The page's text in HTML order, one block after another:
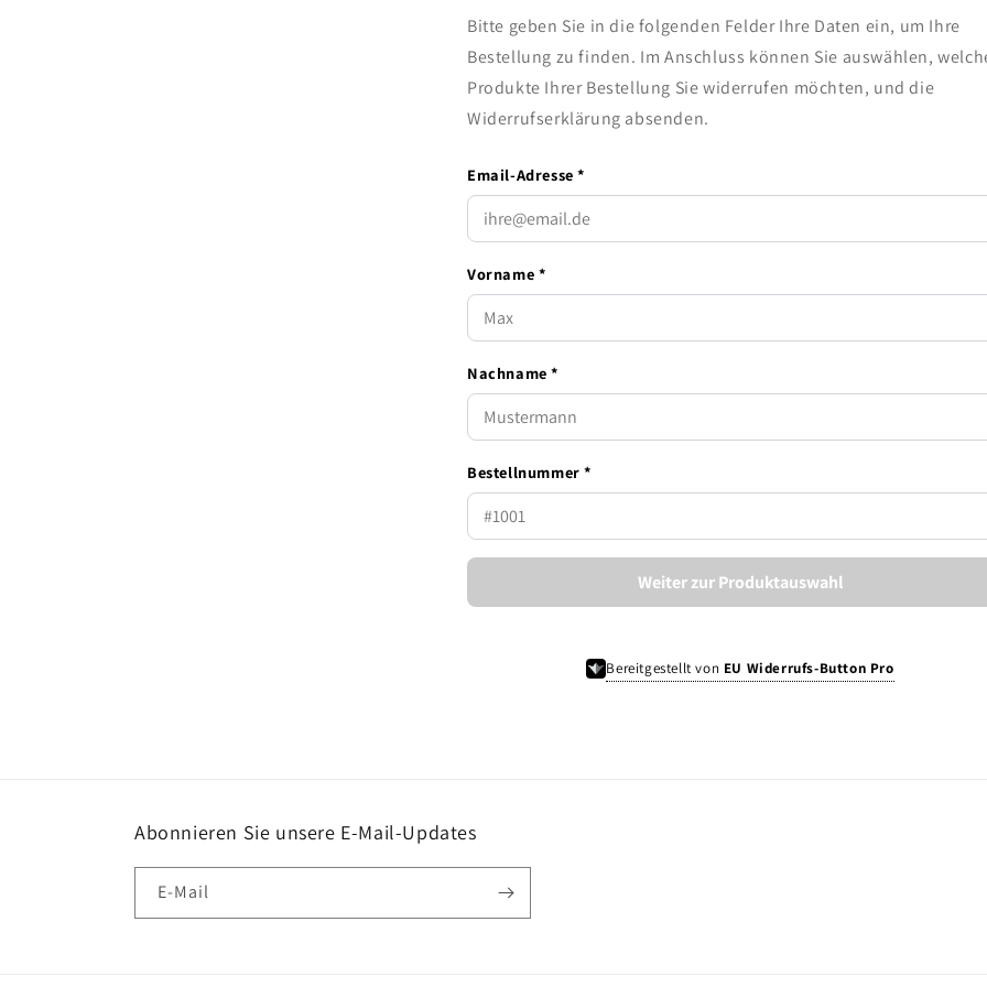
Bitte geben Sie in die folgenden Felder Ihre Daten ein, um Ihre
Bestellung zu finden. Im Anschluss können Sie auswählen,
Produkte Ihrer Bestellung Sie widerrufen möchten, und die
Widerrufserklärung absenden.
Email-Adresse *
Vorname *
Nachname *
Bestellnummer *
Weiter zur Produktauswahl
Bereitgestellt von EU Widerrufs-Button Pro
Abonnieren Sie unsere E-Mail-Updates
E-Mail